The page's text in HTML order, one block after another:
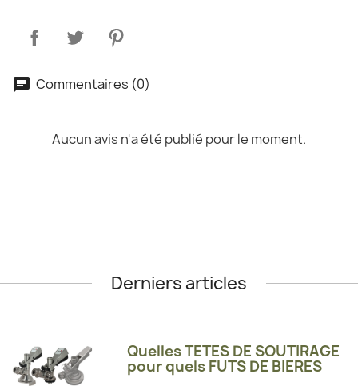
Commentaires (0)
Aucun avis n'a été publié pour le moment.
Derniers articles
Quelles TETES DE SOUTIRAGE
pour quels FUTS DE BIERES